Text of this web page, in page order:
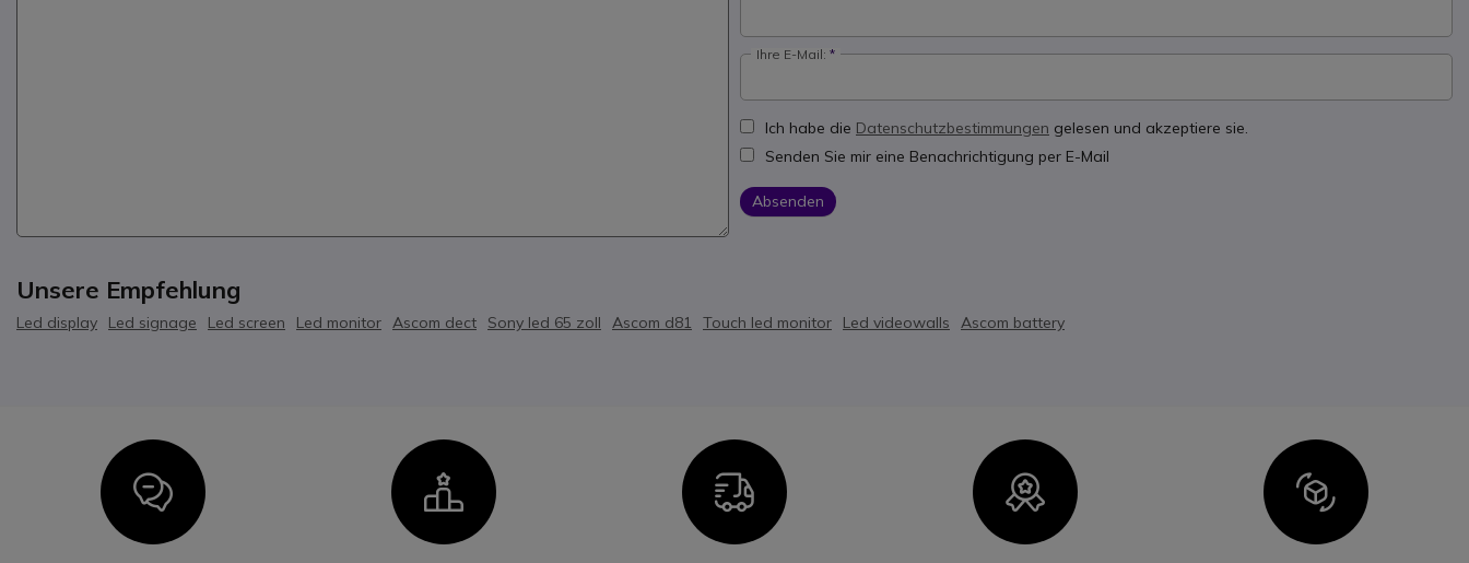
Ihre E-Mail:
Ich habe die Datenschutzbestimmungen gelesen und akzeptiere sie.
Senden Sie mir eine Benachrichtigung per E-Mail
Absenden
Unsere Empfehlung
Led display Led signage Led screen Led monitor Ascom dect Sony led 65 zoll Ascom d81 Touch led monitor Led videowalls Ascom battery
Icon Icon Icon Icon Icon